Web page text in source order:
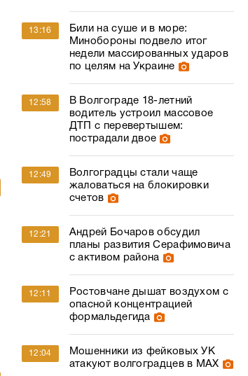
13:16
Били на суше и в море:
Минобороны подвело итог
недели массированных ударов
по целям на Украине
12:58
В Волгограде 18-летний
водитель устроил массовое
ДТП с перевертышем:
пострадали двое
12:49
Волгоградцы стали чаще
жаловаться на блокировки
счетов
12:21
Андрей Бочаров обсудил
планы развития Серафимовича
с активом района
12:11
Ростовчане дышат воздухом с
опасной концентрацией
формальдегида
12:04
Мошенники из фейковых УК
атакуют волгоградцев в МАХ